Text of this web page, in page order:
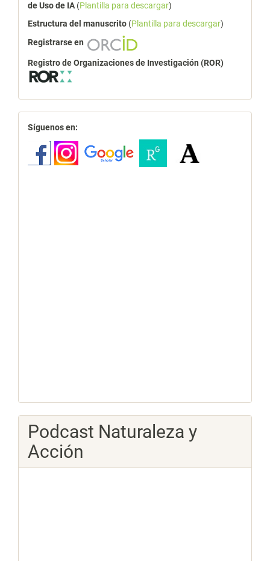
de Uso de IA(Plantilla para descargar)
Estructura del manuscrito (Plantilla para descargar)
Registrarse en
Registro de Organizaciones de Investigación (ROR)
redes
Síguenos en:
Podcast Naturaleza y
Acción